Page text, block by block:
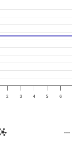
2 3 4 5 6
...